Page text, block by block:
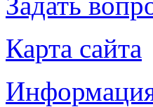
Карта сайта